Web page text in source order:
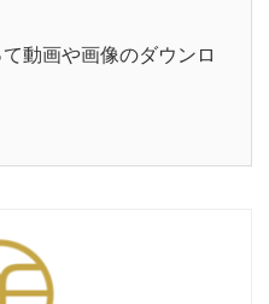
動画や画像のダウンロ